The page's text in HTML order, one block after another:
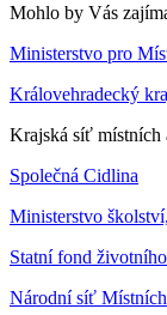
Mohlo by Vás
Ministerstvo pro
Královehradecký
Krajská síť místních
Společná Cidlina
Ministerstvo
Statní fond
Národní síť